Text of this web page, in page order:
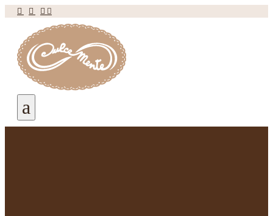
   
a